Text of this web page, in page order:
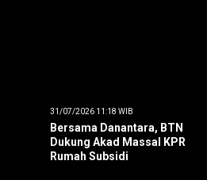
31/07/2026 11:18 WIB
Bersama Danantara, BTN
Dukung Akad Massal KPR
Rumah Subsidi